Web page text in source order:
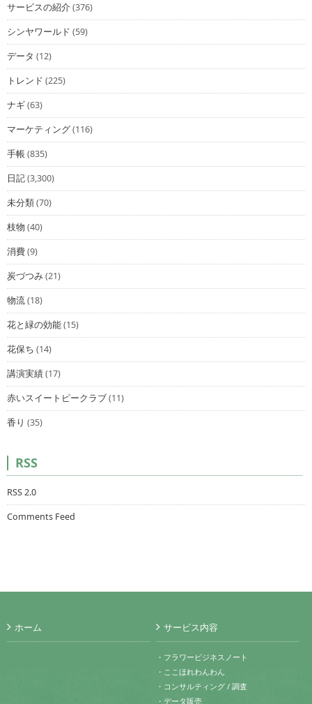
サービスの紹介(376)
シンヤワールド (59)
データ (12)
トレンド (225)
ナギ(63)
マーケティング(116)
手帳(835)
日記(3,300)
未分類(70)
枝物 (40)
消費(9)
炭づつみ(21)
物流(18)
花と緑の効能(15)
花保ち (14)
講演実績(17)
赤いスイートピークラブ(11)
香り (35)
RSS
RSS 2.0
Comments Feed
ホーム サービス内容
・フラワービジネスノート
・ここほれわんわん
・コンサルティング / 調査
・データ販売